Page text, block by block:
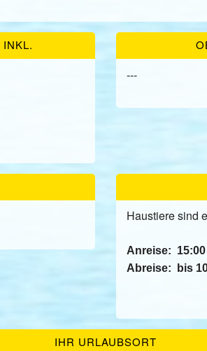
---
Haustiere sind
Anreise:
Abreise:
bis
IHR URLAUBSORT